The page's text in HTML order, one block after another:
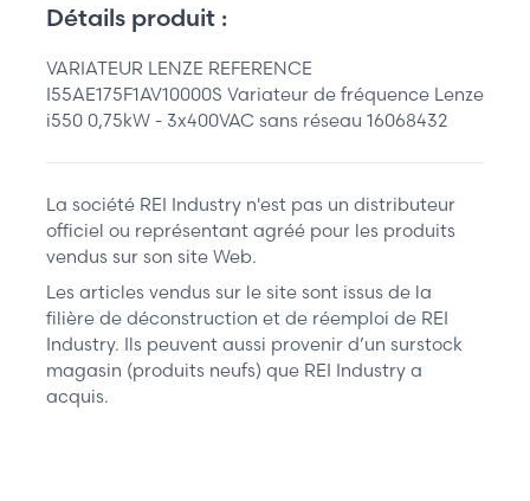
Détails produit :
VARIATEUR LENZE REFERENCE
I55AE175F1AV10000S Variateur de fréquence Lenze
i550 0,75kW - 3x400VAC sans réseau 16068432
La société REI Industry n'est pas un distributeur
officiel ou représentant agréé pour les produits
vendus sur son site Web.
Les articles vendus sur le site sont issus de la
filière de déconstruction et de réemploi de REI
Industry. Ils peuvent aussi provenir d’un surstock
magasin (produits neufs) que REI Industry a
acquis.